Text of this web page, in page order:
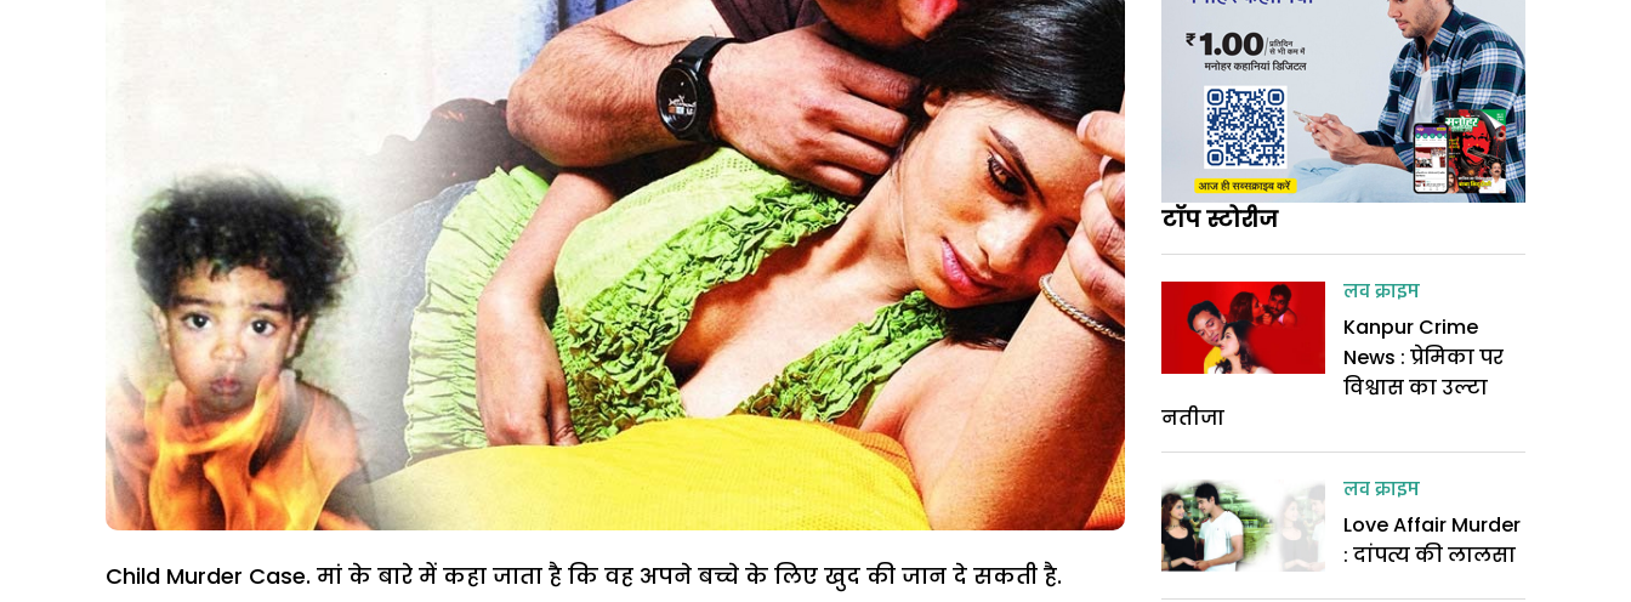
Child Murder Case. मां के बारे में कहा जाता है कि वह अपने बच्चे के लिए खुद की जान दे सकती है.
टॉप स्टोरीज
लव क्राइम
Kanpur Crime
News : प्रेमिका पर
विश्वास का उल्टा
नतीजा
लव क्राइम
Love Affair Murder
: दांपत्य की लालसा